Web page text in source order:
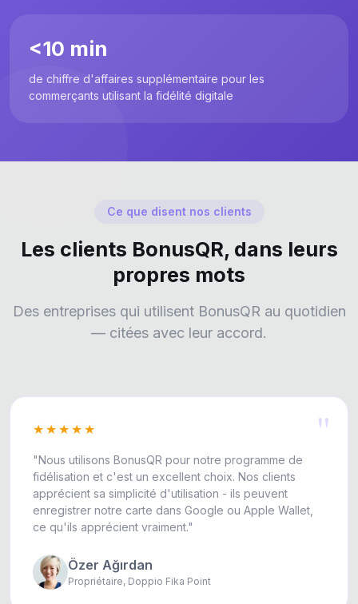
<10 min
de chiffre d'affaires supplémentaire pour les
commerçants utilisant la fidélité digitale
Ce que disent nos clients
Les clients BonusQR, dans leurs
propres mots
Des entreprises qui utilisent BonusQR au quotidien
— citées avec leur accord.
"
★★★★★
"Nous utilisons BonusQR pour notre programme de
fidélisation et c'est un excellent choix. Nos clients
apprécient sa simplicité d'utilisation - ils peuvent
enregistrer notre carte dans Google ou Apple Wallet,
ce qu'ils apprécient vraiment."
Özer Ağırdan
Propriétaire, Doppio Fika Point